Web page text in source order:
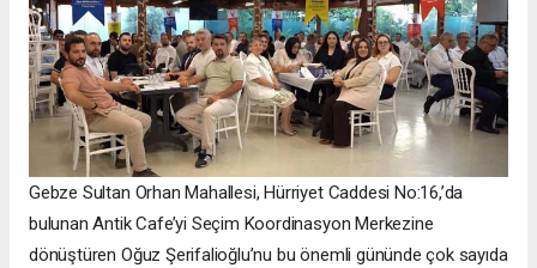
Gebze Sultan Orhan Mahallesi, Hürriyet Caddesi No:16,’da
bulunan Antik Cafe’yi Seçim Koordinasyon Merkezine
dönüştüren Oğuz Şerifalioğlu’nu bu önemli gününde çok sayıda